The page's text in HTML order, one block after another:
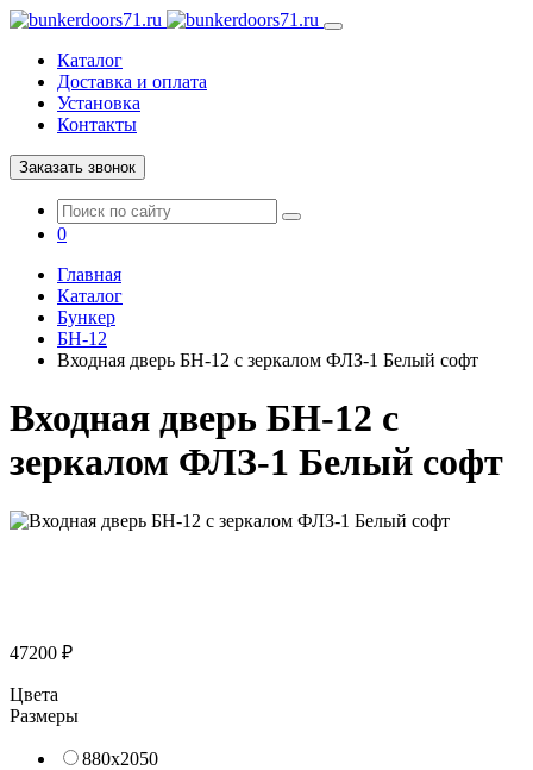
Каталог
Доставка и оплата
Установка
Контакты
Заказать звонок
0
Главная
Каталог
Бункер
БН-12
Входная дверь БН-12 с зеркалом ФЛЗ-1 Белый софт
Входная дверь БН-12 с
зеркалом ФЛЗ-1 Белый софт
47200 ₽
Цвета
Размеры
880х2050